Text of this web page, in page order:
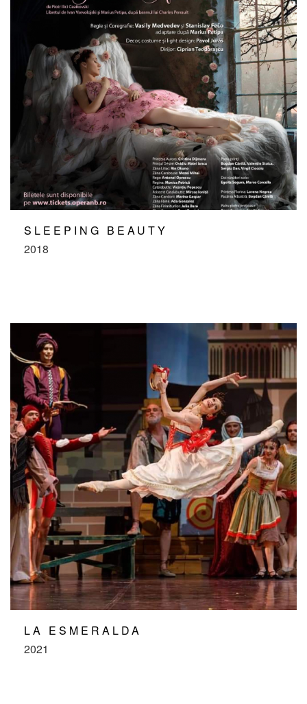
SLEEPING BEAUTY
2018
LA ESMERALDA
2021